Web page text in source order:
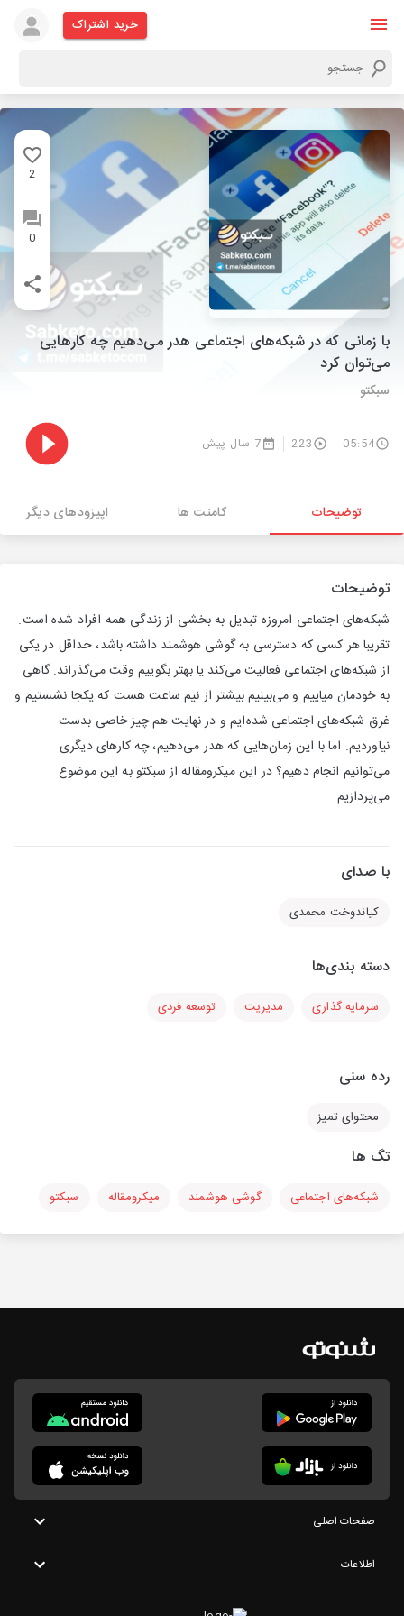
خرید اشتراک
2
0
با زمانی که در شبکه‌های اجتماعی هدر می‌دهیم چه کارهایی
می‌توان کرد
سبکتو
05:54
223 7 سال پیش
توضیحات کامنت ها اپیزودهای دیگر
توضیحات
شبکه‌های اجتماعی امروزه تبدیل به بخشی از زندگی همه افراد شده است.
تقریبا هر کسی که دسترسی به گوشی هوشمند داشته باشد، حداقل در یکی
از شبکه‌های اجتماعی فعالیت می‌کند یا بهتر بگوییم وقت می‌گذراند. گاهی
به خودمان میاییم و می‌بینیم بیشتر از نیم ساعت هست که یکجا نشستیم و
غرق شبکه‌های اجتماعی شده‌ایم و در نهایت هم چیز خاصی بدست
نیاوردیم. اما با این زمان‌هایی که هدر می‌دهیم، چه کارهای دیگری
می‌توانیم انجام دهیم؟ در این میکرومقاله از سبکتو به این موضوع
می‌پردازیم
با صدای
کیاندوخت محمدی
دسته بندی‌ها
سرمایه گذاری مدیریت توسعه فردی
رده سنی
محتوای تمیز
تگ ها
شبکه‌های اجتماعی گوشی هوشمند میکرومقاله سبکتو
صفحات اصلی
اطلاعات